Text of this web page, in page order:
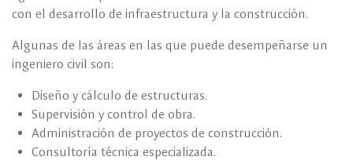
con el desarrollo de infraestructura y la construcción.
Algunas de las áreas en las que puede desempeñarse un
ingeniero civil son:
Diseño y cálculo de estructuras.
Supervisión y control de obra.
Administración de proyectos de construcción.
Consultoría técnica especializada.